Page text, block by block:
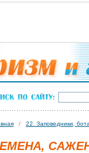
/ 22. Заповедники,